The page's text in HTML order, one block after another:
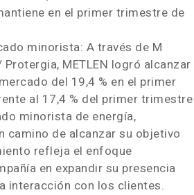
en el primer trimestre de
minorista: A través de M
METLEN logró alcanzar
del 19,4 % en el primer
al 17,4 % del primer trimestre
minorista de energía,
camino de alcanzar su objetivo
refleja el enfoque
en expandir su presencia
interacción con los clientes.